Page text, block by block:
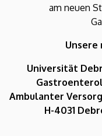
am neuen
Unsere
Universität
Ambulanter
H-4031